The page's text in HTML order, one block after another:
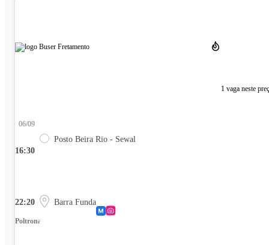
1 vaga neste
16:30
06/09
Posto Beira Rio - Sewal
22:20 Barra Funda
Poltrona